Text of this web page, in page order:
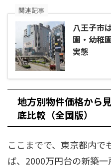
八王子市
園・幼稚
実態
関連記事
地方別物件価格から
底比較（全国版）
ここまでで、東京都内
ば、2000万円台の新築